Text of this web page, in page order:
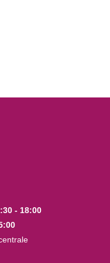
- 18:00